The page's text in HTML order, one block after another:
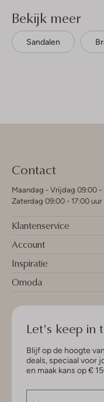
Bekijk meer
Sandalen
Contact
Maandag - Vrijdag 09:00 -
Zaterdag 09:00 - 17:00 uur
Klantenservice
Account
Inspiratie
Omoda
Let's keep in
Blijf op de hoogte
deals, speciaal voor
en maak kans op €